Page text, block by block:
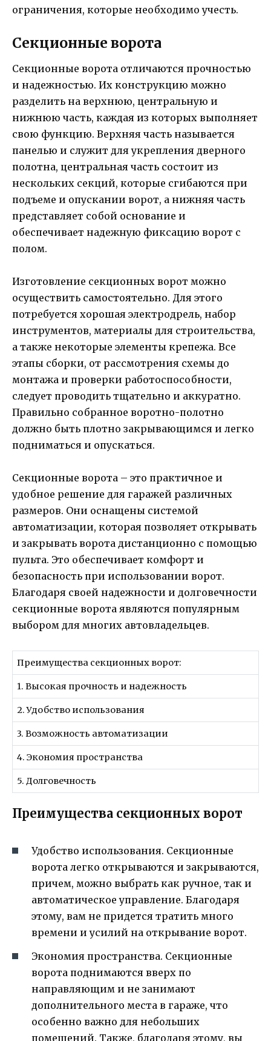
ограничения, которые необходимо учесть.
Секционные ворота
Секционные ворота отличаются прочностью
и надежностью. Их конструкцию можно
разделить на верхнюю, центральную и
нижнюю часть, каждая из которых выполняет
свою функцию. Верхняя часть называется
панелью и служит для укрепления дверного
полотна, центральная часть состоит из
нескольких секций, которые сгибаются при
подъеме и опускании ворот, а нижняя часть
представляет собой основание и
обеспечивает надежную фиксацию ворот с
полом.
Изготовление секционных ворот можно
осуществить самостоятельно. Для этого
потребуется хорошая электродрель, набор
инструментов, материалы для строительства,
а также некоторые элементы крепежа. Все
этапы сборки, от рассмотрения схемы до
монтажа и проверки работоспособности,
следует проводить тщательно и аккуратно.
Правильно собранное воротно-полотно
должно быть плотно закрывающимся и легко
подниматься и опускаться.
Секционные ворота – это практичное и
удобное решение для гаражей различных
размеров. Они оснащены системой
автоматизации, которая позволяет открывать
и закрывать ворота дистанционно с помощью
пульта. Это обеспечивает комфорт и
безопасность при использовании ворот.
Благодаря своей надежности и долговечности
секционные ворота являются популярным
выбором для многих автовладельцев.
Преимущества секционных ворот:
1. Высокая прочность и надежность
2. Удобство использования
3. Возможность автоматизации
4. Экономия пространства
5. Долговечность
Преимущества секционных ворот
Удобство использования. Секционные
ворота легко открываются и закрываются,
причем, можно выбрать как ручное, так и
автоматическое управление. Благодаря
этому, вам не придется тратить много
времени и усилий на открывание ворот.
Экономия пространства. Секционные
ворота поднимаются вверх по
направляющим и не занимают
дополнительного места в гараже, что
особенно важно для небольших
помещений. Также, благодаря этому, вы